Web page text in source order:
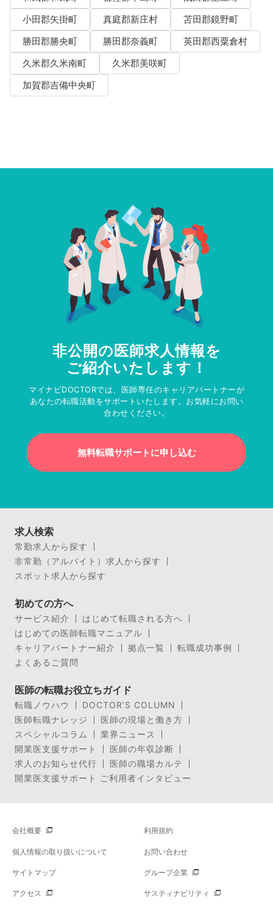
小田郡矢掛町
真庭郡新庄村
苫田郡鏡野町
勝田郡勝央町
勝田郡奈義町
英田郡西粟倉村
久米郡久米南町
久米郡美咲町
加賀郡吉備中央町
非公開の医師求人情報を
ご紹介いたします！
マイナビDOCTORでは、医師専任のキャリアパートナーが
あなたの転職活動をサポートいたします。お気軽にお問い
合わせください。
無料転職サポートに申し込む
求人検索
常勤求人から探す
非常勤（アルバイト）求人から探す
スポット求人から探す
初めての方へ
サービス紹介
はじめて転職される方へ
はじめての医師転職マニュアル
キャリアパートナー紹介
拠点一覧
転職成功事例
よくあるご質問
医師の転職お役立ちガイド
転職ノウハウ
DOCTOR’S COLUMN
医師転職ナレッジ
医師の現場と働き方
スペシャルコラム
業界ニュース
開業医支援サポート
医師の年収診断
求人のお知らせ代行
医師の職場カルテ
開業医支援サポート ご利用者インタビュー
会社概要 利用規約
個人情報の取り扱いについて お問い合わせ
サイトマップ グループ企業
アクセス サスティナビリティ